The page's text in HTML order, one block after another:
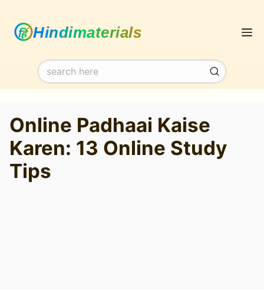
content
Online Padhaai Kaise
Karen: 13 Online Study
Tips